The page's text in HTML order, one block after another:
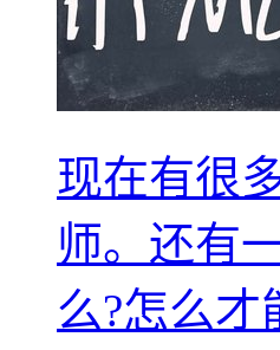
现在有很
师。还有
么?怎么